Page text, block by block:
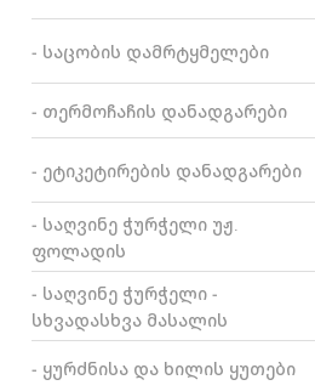
- საცობის დამრტყმელები
- თერმოჩაჩის დანადგარები
- ეტიკეტირების დანადგარები
- საღვინე ჭურჭელი უჟ.
ფოლადის
- საღვინე ჭურჭელი -
სხვადასხვა მასალის
- ყურძნისა და ხილის ყუთები